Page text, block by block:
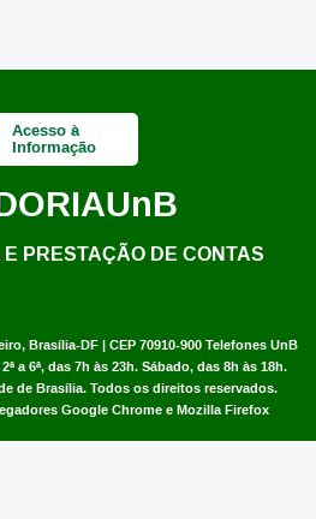
Brasília-DF | CEP 70910-900 Telefones UnB
a 6ª, das 7h às 23h. Sábado, das 8h às 18h.
de Brasília. Todos os direitos reservados.
Google Chrome e Mozilla Firefox
Acesso à
Informação
UnB
PRESTAÇÃO DE CONTAS